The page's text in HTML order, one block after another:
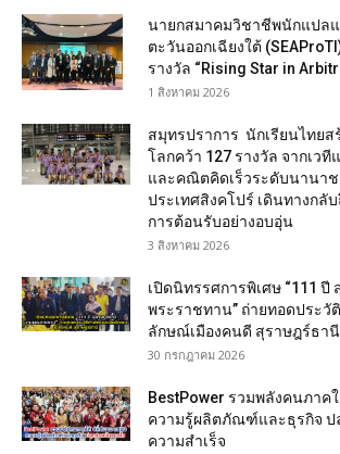
นายกสมาคมวิชาชีพนักแปลแ
ตะวันออกเฉียงใต้
รางวัล “Rising Star in
1 สิงหาคม 2026
สมุทรปราการ นักเรียนไทยส
โลกคว้า 127 รางวัล จากเว
และคณิตคิดเร็วระดับนานา
ประเทศสิงคโปร์ เดินทางกลั
การต้อนรับอย่างอบอุ่น
3 สิงหาคม 2026
เปิดนิทรรศการพิเศษ “111 ปี
พระราชทาน” ถ่ายทอดประวั
ลักษณ์เมืองคนดี สุราษฎร์ธานี
30 กรกฎาคม 2026
BestPower รวมพลังคนภาค
ความรู้ผลิตภัณฑ์และธุรกิจ ป
ความสำเร็จ